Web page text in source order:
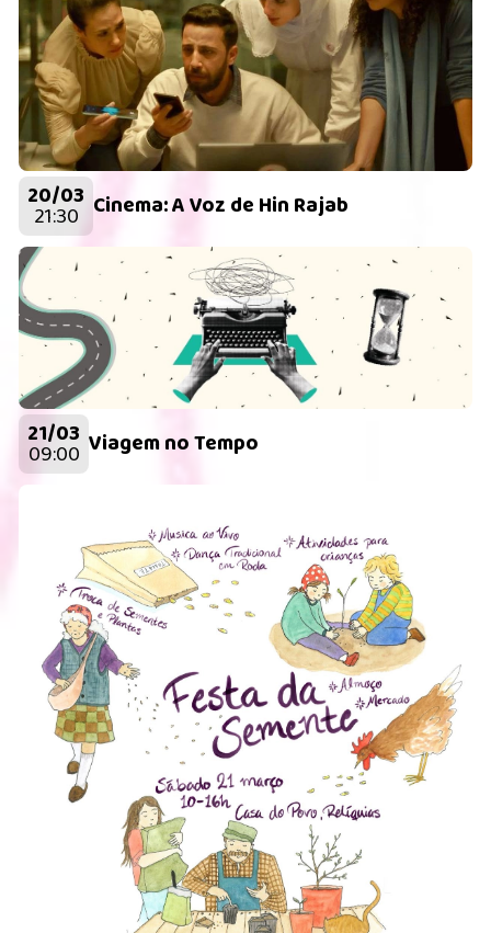
20/03
21:30 Cinema: A Voz de Hin Rajab
21/03
09:00 Viagem no Tempo